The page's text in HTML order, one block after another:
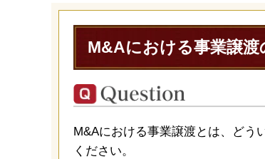
M&Aにおける事業譲
M&Aにおける事業譲渡とは、ど
ください。